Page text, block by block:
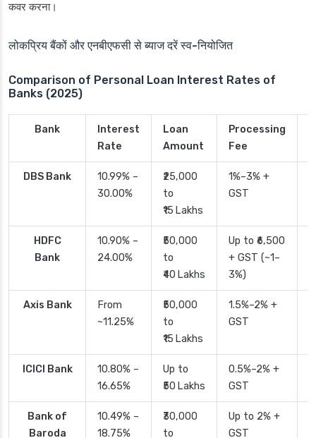
कवर करना।
लोकप्रिय बैंकों और एनबीएफसी से ब्याज दरें स्व-नियोजित
Comparison of Personal Loan Interest Rates of
Banks (2025)
Bank
Interest
Rate
Loan
Amount
Processing
Fee
DBS Bank
10.99% –
30.00%
₹25,000
to
₹15 Lakhs
1%–3% +
GST
HDFC
Bank
10.90% –
24.00%
₹50,000
to
₹40 Lakhs
Up to ₹6,500
+ GST (~1–
3%)
Axis Bank
From
~11.25%
₹50,000
to
₹15 Lakhs
1.5%–2% +
GST
ICICI Bank
10.80% –
16.65%
Up to
₹50 Lakhs
0.5%–2% +
GST
Bank of
Baroda
10.49% –
18.75%
₹30,000
to
Up to 2% +
GST